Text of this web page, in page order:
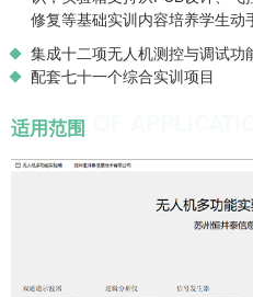
修复等基础实训内容培养学生动
集成十二项无人机测控与调试功
配套七十一个综合实训项目
适用范围
SCOPE OF